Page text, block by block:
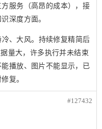
服务（高昂的成本），接
深度方面。
、大风。持续修复精简后
量大，许多执行并未结束
播放、图片不能显示，已
复。
#127432